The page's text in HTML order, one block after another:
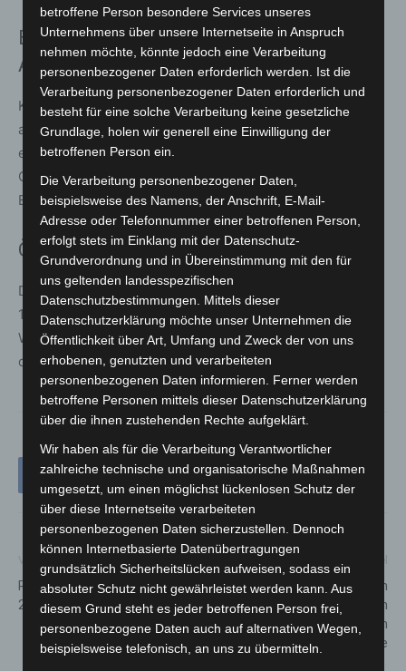
Enten-Angeln im Dschungelpalast (5.
April, 11:00 – 16:00 Uhr)
Kinder können im Brunnen des Dschungelpalasts Enten
angeln. Wer es schafft, drei (Spielzeug-)Enten zu fangen,
erhält eine kleine Überraschung. Dieses Spiel fördert
Geschicklichkeit und sorgt für viel Spaß bei den jungen
Besucherinnen und Besuchern.
Öffnungszeiten und Informationen
Der Erlebnis-Zoo Hannover hat täglich von 09:00 bis
18:30 Uhr geöffnet – auch an den Osterfeiertagen.
Weitere Informationen zu den Osteraktionen, Tickets und
der Zoo-App sind auf derWebseite des Zoos
Rekordbesucher auf secIT
2026 in Hannover
Diebstahl von
Kommunalschleppern in
Isernhagen: Polizei bittet um
Hinweise
betroffene Person besondere Services unseres
Unternehmens über unsere Internetseite in Anspruch
nehmen möchte, könnte jedoch eine Verarbeitung
personenbezogener Daten erforderlich werden. Ist die
Verarbeitung personenbezogener Daten erforderlich und
besteht für eine solche Verarbeitung keine gesetzliche
Grundlage, holen wir generell eine Einwilligung der
betroffenen Person ein.
Die Verarbeitung personenbezogener Daten,
beispielsweise des Namens, der Anschrift, E-Mail-
Adresse oder Telefonnummer einer betroffenen Person,
erfolgt stets im Einklang mit der Datenschutz-
Grundverordnung und in Übereinstimmung mit den für
uns geltenden landesspezifischen
Datenschutzbestimmungen. Mittels dieser
Datenschutzerklärung möchte unser Unternehmen die
Öffentlichkeit über Art, Umfang und Zweck der von uns
erhobenen, genutzten und verarbeiteten
personenbezogenen Daten informieren. Ferner werden
betroffene Personen mittels dieser Datenschutzerklärung
über die ihnen zustehenden Rechte aufgeklärt.
Wir haben als für die Verarbeitung Verantwortlicher
zahlreiche technische und organisatorische Maßnahmen
umgesetzt, um einen möglichst lückenlosen Schutz der
über diese Internetseite verarbeiteten
personenbezogenen Daten sicherzustellen. Dennoch
können Internetbasierte Datenübertragungen
grundsätzlich Sicherheitslücken aufweisen, sodass ein
absoluter Schutz nicht gewährleistet werden kann. Aus
diesem Grund steht es jeder betroffenen Person frei,
personenbezogene Daten auch auf alternativen Wegen,
beispielsweise telefonisch, an uns zu übermitteln.